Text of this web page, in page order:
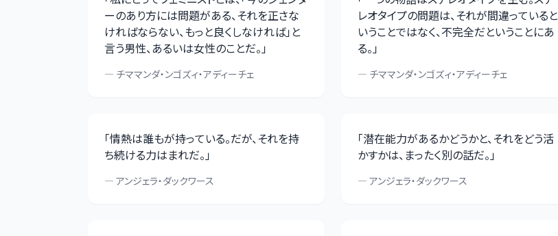
ーのあり方には問題がある、それを正さな
ければならない、もっと良くしなければ」と
言う男性、あるいは女性のことだ。」
— チママンダ・ンゴズィ・アディーチェ
レオタイプの問題は、それが間違っていると
いうことではなく、不完全だということにあ
る。」
— チママンダ・ンゴズィ・アディーチェ
「情熱は誰もが持っている。だが、それを持
ち続ける力はまれだ。」
— アンジェラ・ダックワース
「潜在能力があるかどうかと、それをどう活
かすかは、まったく別の話だ。」
—アンジェラ・ダックワース